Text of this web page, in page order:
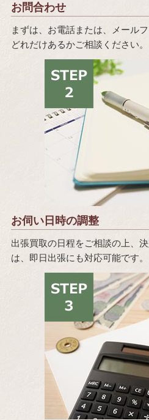
お問合わせ
まずは、お電話または、メール
どれだけあるかご相談ください。
お伺い日時の調整
出張買取の日程をご相談の上、
は、即日出張にも対応可能です。